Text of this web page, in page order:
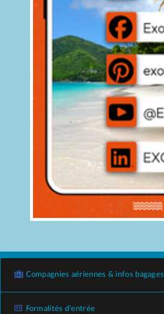
Compagnies aériennes & infos bagages
Formalités d’entrée